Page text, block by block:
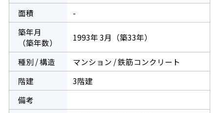
面積
-
築年月
（築年数）
1993年 3月（築33年）
種別 / 構造
マンション / 鉄筋コンクリート
階建
3階建
備考